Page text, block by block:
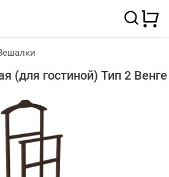
(для гостиной) Тип 2 Венге